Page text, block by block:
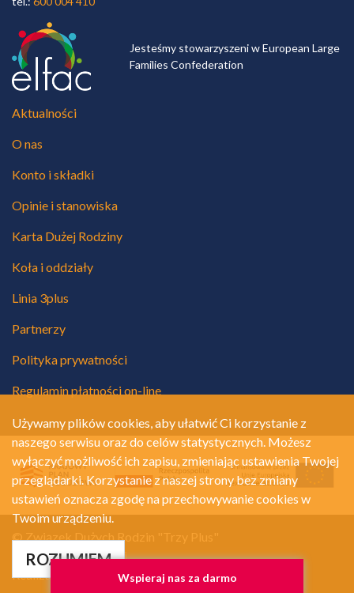
Jesteśmy stowarzyszeni w European Large
Families Confederation
Aktualności
O nas
Konto i składki
Opinie i stanowiska
Karta Dużej Rodziny
Koła i oddziały
Linia 3plus
Partnerzy
Polityka prywatności
Regulamin płatności on-line
© Związek Dużych Rodzin "Trzy Plus"
Polityka prywatności
Realizacja:
Używamy plików cookies, aby ułatwić Ci korzystanie z
naszego serwisu oraz do celów statystycznych. Możesz
wyłączyć możliwość ich zapisu, zmieniając ustawienia Twojej
przeglądarki. Korzystanie z naszej strony bez zmiany
ustawień oznacza zgodę na przechowywanie cookies w
Twoim urządzeniu.
ROZUMIEM
Wspieraj nas za darmo